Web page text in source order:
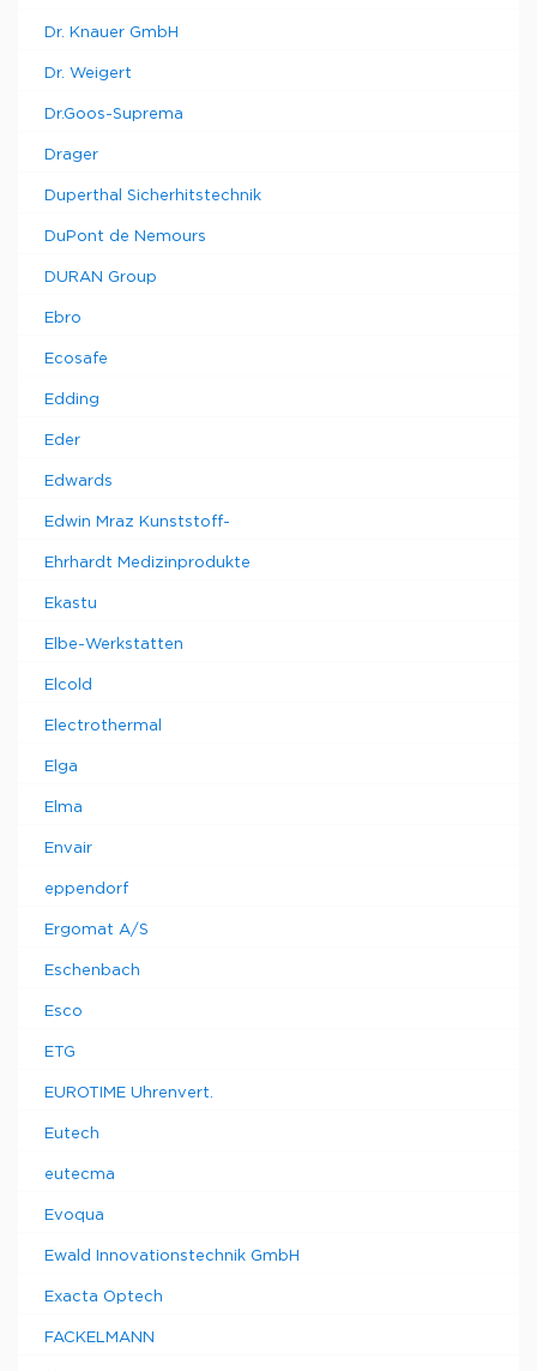
Dr. Knauer GmbH
Dr. Weigert
Dr.Goos-Suprema
Drager
Duperthal Sicherhitstechnik
DuPont de Nemours
DURAN Group
Ebro
Ecosafe
Edding
Eder
Edwards
Edwin Mraz Kunststoff-
Ehrhardt Medizinprodukte
Ekastu
Elbe-Werkstatten
Elcold
Electrothermal
Elga
Elma
Envair
eppendorf
Ergomat A/S
Eschenbach
Esco
ETG
EUROTIME Uhrenvert.
Eutech
eutecma
Evoqua
Ewald Innovationstechnik GmbH
Exacta Optech
FACKELMANN